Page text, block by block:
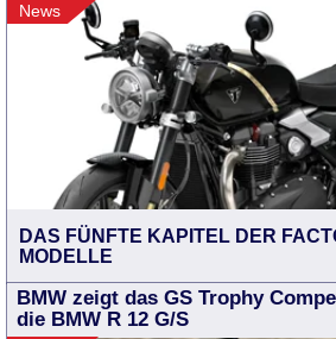
News
DAS FÜNFTE KAPITEL DER
MODELLE
BMW zeigt das GS Trophy
die BMW R 12 G/S